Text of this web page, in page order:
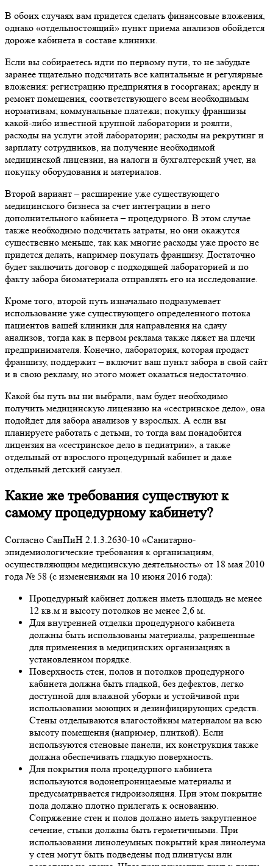
В обоих случаях вам придется сделать финансовые вложения,
однако «отдельностоящий» пункт приема анализов обойдется
дороже кабинета в составе клиники.
Если вы собираетесь идти по первому пути, то не забудьте
заранее тщательно подсчитать все капитальные и регулярные
вложения: регистрацию предприятия в госорганах; аренду и
ремонт помещения, соответствующего всем необходимым
нормативам; коммунальные платежи; покупку франшизы
какой-либо известной крупной лаборатории и роялти,
расходы на услуги этой лаборатории; расходы на рекрутинг и
зарплату сотрудников, на получение необходимой
медицинской лицензии, на налоги и бухгалтерский учет, на
покупку оборудования и материалов.
Второй вариант – расширение уже существующего
медицинского бизнеса за счет интеграции в него
дополнительного кабинета – процедурного. В этом случае
также необходимо подсчитать затраты, но они окажутся
существенно меньше, так как многие расходы уже просто не
придется делать, например покупать франшизу. Достаточно
будет заключить договор с подходящей лабораторией и по
факту забора биоматериала отправлять его на исследование.
Кроме того, второй путь изначально подразумевает
использование уже существующего определенного потока
пациентов вашей клиники для направления на сдачу
анализов, тогда как в первом реклама также ляжет на плечи
предпринимателя. Конечно, лаборатория, которая продаст
франшизу, поддержит – включит ваш пункт забора в свой сайт
и в свою рекламу, но этого может оказаться недостаточно.
Какой бы путь вы ни выбрали, вам будет необходимо
получить медицинскую лицензию на «сестринское дело», она
подойдет для забора анализов у взрослых. А если вы
планируете работать с детьми, то тогда вам понадобится
лицензия на «сестринское дело в педиатрии», а также
отдельный от взрослого процедурный кабинет и даже
отдельный детский санузел.
Какие же требования существуют к
самому процедурному кабинету?
Согласно СанПиН 2.1.3.2630-10 «Санитарно-
эпидемиологические требования к организациям,
осуществляющим медицинскую деятельность» от 18 мая 2010
года № 58 (с изменениями на 10 июня 2016 года):
Процедурный кабинет должен иметь площадь не менее
12 кв.м и высоту потолков не менее 2,6 м.
Для внутренней отделки процедурного кабинета
должны быть использованы материалы, разрешенные
для применения в медицинских организациях в
установленном порядке.
Поверхность стен, полов и потолков процедурного
кабинета должна быть гладкой, без дефектов, легко
доступной для влажной уборки и устойчивой при
использовании моющих и дезинфицирующих средств.
Стены отделываются влагостойким материалом на всю
высоту помещения (например, плиткой). Если
используются стеновые панели, их конструкция также
должна обеспечивать гладкую поверхность.
Для покрытия пола процедурного кабинета
используются водонепроницаемые материалы и
предусматривается гидроизоляция. При этом покрытие
пола должно плотно прилегать к основанию.
Сопряжение стен и полов должно иметь закругленное
сечение, стыки должны быть герметичными. При
использовании линолеумных покрытий края линолеума
у стен могут быть подведены под плинтусы или